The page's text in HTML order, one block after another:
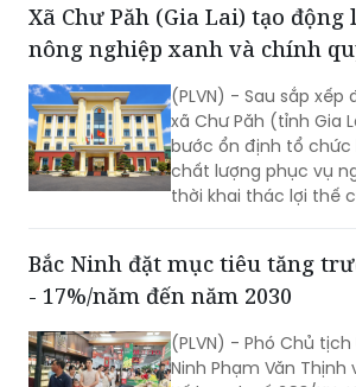
người dân và doanh
Xã Chư Păh (Gia Lai) tạo
nông nghiệp xanh và chính
(PLVN) - Sau sắp
xã Chư Păh (tỉnh Gia
bước ổn định tổ chức
chất lượng phục vụ
thời khai thác lợi thế
phát triển.
Bắc Ninh đặt mục tiêu tăng
- 17%/năm đến năm 2030
(PLVN) - Phó Chủ tịch
Ninh Phạm Văn Thịnh